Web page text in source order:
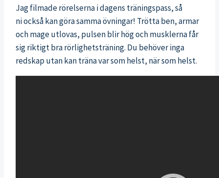
Jag filmade rörelserna i dagens träningspass, så
ni också kan göra samma övningar! Trötta ben, armar
och mage utlovas, pulsen blir hög och musklerna får
sig riktigt bra rörlighetsträning. Du behöver inga
redskap utan kan träna var som helst, när som helst.